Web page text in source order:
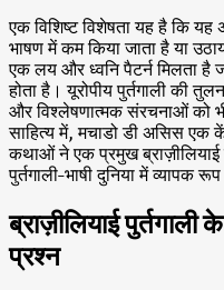
एक विशिष्ट विशेषता यह है कि
भाषण में कम किया जाता है या
एक लय और ध्वनि पैटर्न मिलता है
होता है। यूरोपीय पुर्तगाली की
और विश्लेषणात्मक संरचनाओं को
साहित्य में, मचाडो डी असिस एक
कथाओं ने एक प्रमुख ब्राज़ीलियाई
पुर्तगाली-भाषी दुनिया में व्यापक
ब्राज़ीलियाई
प्रश्न